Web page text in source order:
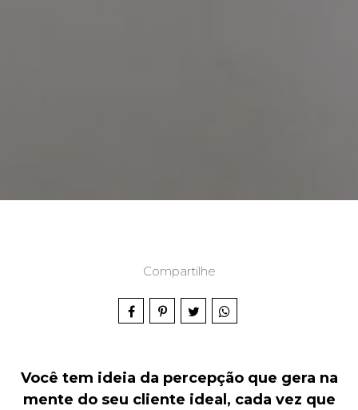
Compartilhe
Você tem ideia da percepção que gera na
mente do seu cliente ideal, cada vez que